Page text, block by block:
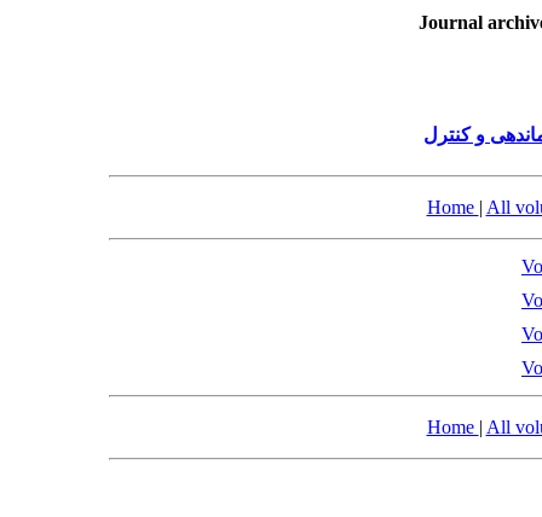
Journal
و کنترل
Home | All
Home | All